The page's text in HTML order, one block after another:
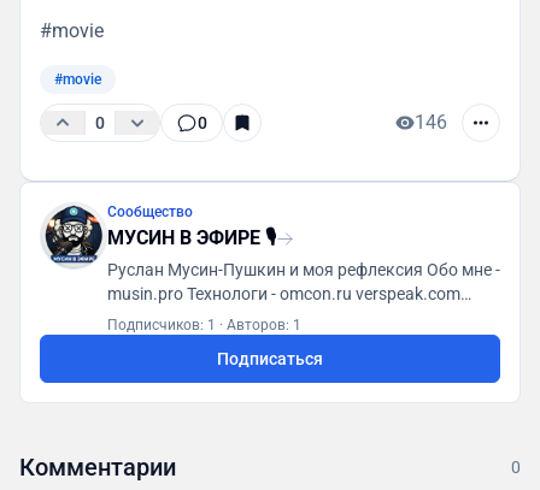
#movie
#movie
0 0 146
Сообщество
МУСИН В ЭФИРЕ 🎙
Руслан Мусин-Пушкин и моя рефлексия Обо мне -
musin.pro Технологи - omcon.ru verspeak.com
Мусин (яп. 無心) - t.me/MusinMind
Подписчиков: 1 · Авторов: 1
Подписаться
Комментарии 0